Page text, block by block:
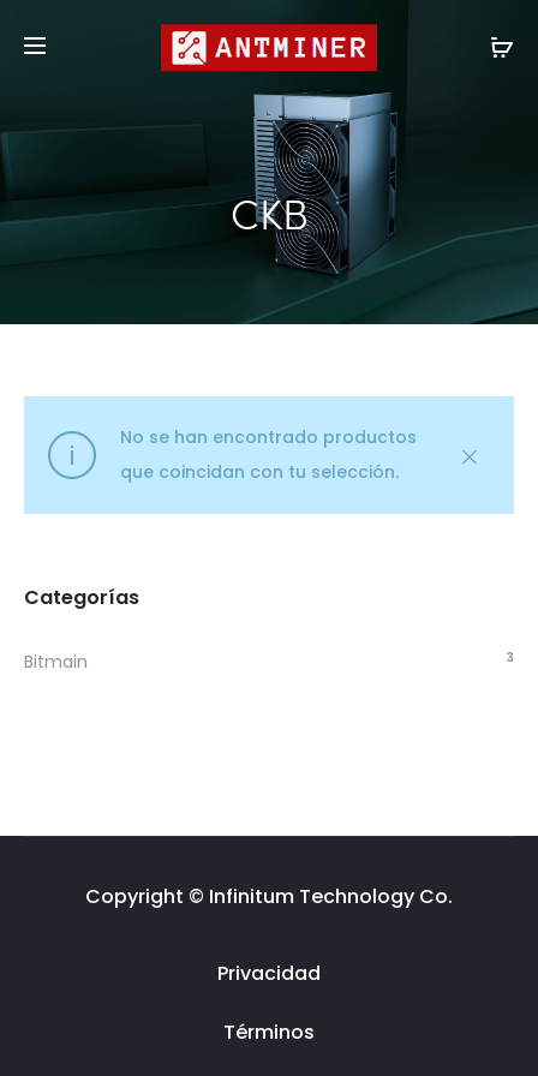
Compras al por mayor shop@antminer.hk
CKB
No se han encontrado productos
que coincidan con tu selección.
Categorías
Bitmain 3
Copyright © Infinitum Technology Co.
Privacidad
Términos